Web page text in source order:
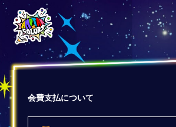
会費支払について